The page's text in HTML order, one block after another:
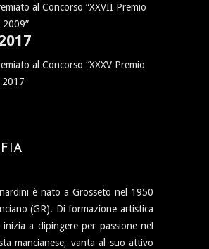
al Concorso “XXVII Premio
2009”
al Concorso “XXXV Premio
2017
è nato a Grosseto nel 1950
(GR). Di formazione artistica
a dipingere per passione nel
mancianese, vanta al suo attivo